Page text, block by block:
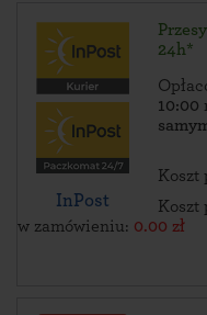
InPost
24h*
10:00
Koszt
Koszt
w zamówieniu: 0.00 zł